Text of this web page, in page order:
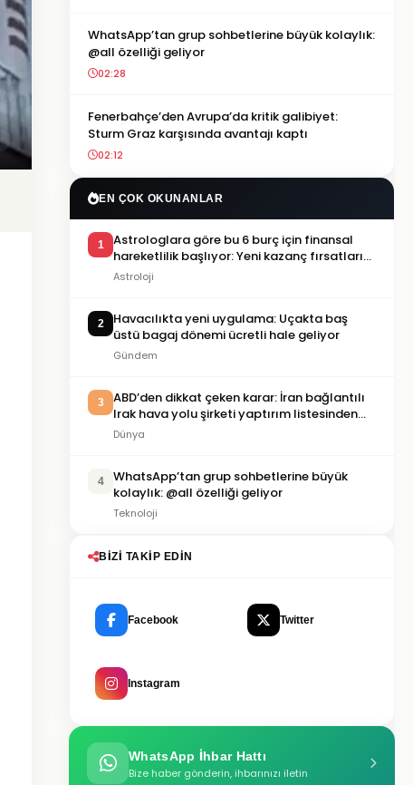
WhatsApp’tan grup sohbetlerine büyük kolaylık:
@all özelliği geliyor
02:28
Fenerbahçe’den Avrupa’da kritik galibiyet:
Sturm Graz karşısında avantajı kaptı
02:12
EN ÇOK OKUNANLAR
1
Astrologlara göre bu 6 burç için finansal
hareketlilik başlıyor: Yeni kazanç fırsatları
gündemde
Astroloji
2
Havacılıkta yeni uygulama: Uçakta baş
üstü bagaj dönemi ücretli hale geliyor
Gündem
3
ABD’den dikkat çeken karar: İran bağlantılı
Irak hava yolu şirketi yaptırım listesinden
çıkarıldı
Dünya
4
WhatsApp’tan grup sohbetlerine büyük
kolaylık: @all özelliği geliyor
Teknoloji
BIZI TAKIP EDIN
Facebook Twitter
Instagram
WhatsApp İhbar Hattı
Bize haber gönderin, ihbarınızı iletin